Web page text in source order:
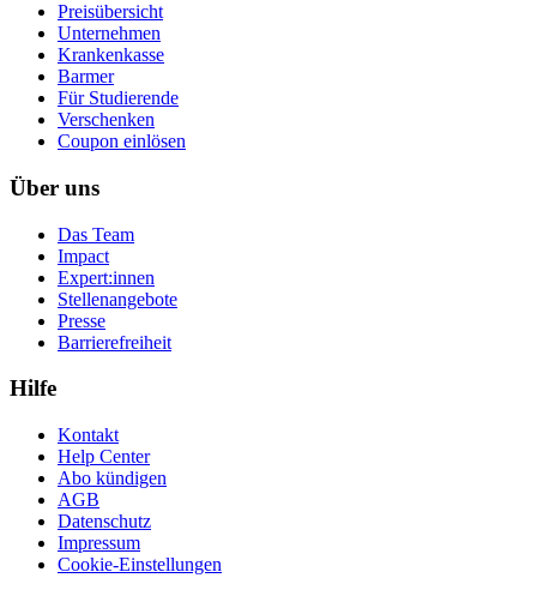
Preisübersicht
Unternehmen
Krankenkasse
Barmer
Für Studierende
Ver­schen­ken
Coupon einlösen
Über uns
Das Team
Impact
Expert:innen
Stellenangebote
Presse
Barrierefreiheit
Hilfe
Kontakt
Help Center
Abo kündigen
AGB
Datenschutz
Impressum
Cookie-Einstellungen